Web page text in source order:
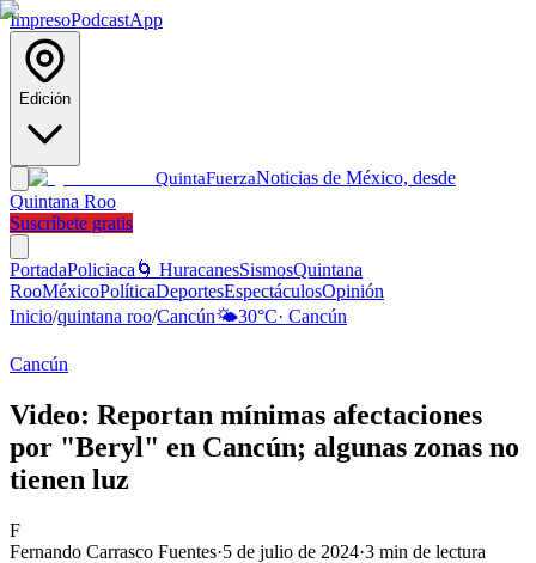
ImpresoPodcastApp
Edición
QuintaFuerzaNoticias de México, desde
Quintana Roo
Suscríbete gratis
PortadaPoliciaca 🌀 HuracanesSismosQuintana
RooMéxicoPolíticaDeportesEspectáculosOpinión
Inicio/quintana roo/Cancún🌤️30°C· Cancún
Cancún
Video: Reportan mínimas afectaciones
por "Beryl" en Cancún; algunas zonas no
tienen luz
F
Fernando Carrasco Fuentes·5 de julio de 2024·3 min de lectura